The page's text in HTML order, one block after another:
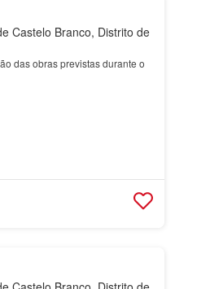
Castelo Branco, Distrito de
das obras previstas durante o